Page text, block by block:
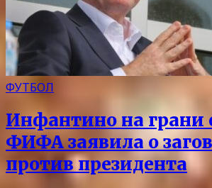
ФУТБОЛ
Инфантино на грани
ФИФА заявила о
против президента